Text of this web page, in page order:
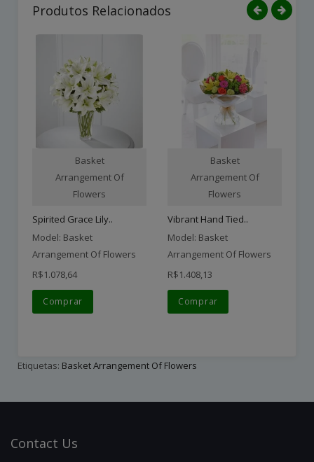
Produtos Relacionados
Basket
Arrangement Of
Flowers
Spirited Grace Lily..
Model: Basket
Arrangement Of Flowers
R$1.078,64
Comprar
Basket
Arrangement Of
Flowers
Vibrant Hand Tied..
Model: Basket
Arrangement Of Flowers
R$1.408,13
Comprar
Etiquetas: Basket Arrangement Of Flowers
Contact Us